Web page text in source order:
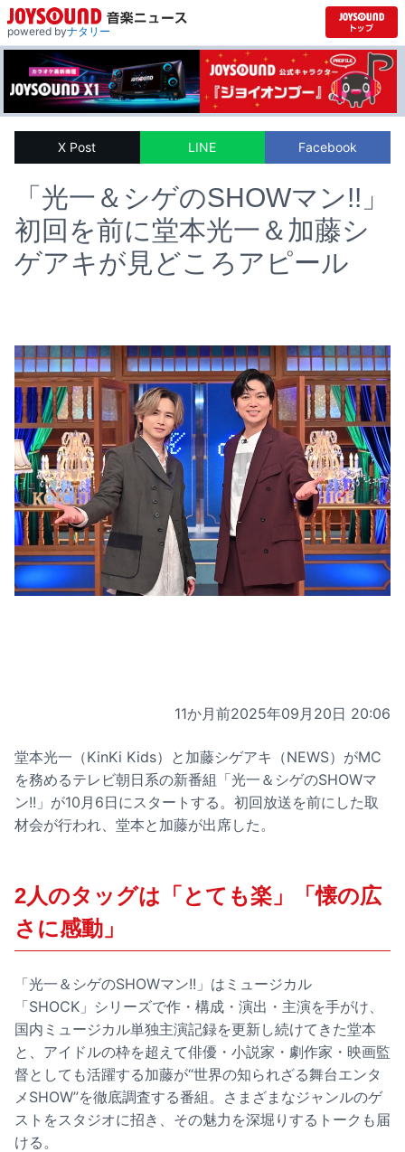
powered byナタリー
X Post LINE Facebook
「光一＆シゲのSHOWマン!!」
初回を前に堂本光一＆加藤シ
ゲアキが見どころアピール
11か月前2025年09月20日 20:06
堂本光一（KinKi Kids）と加藤シゲアキ（NEWS）がMC
を務めるテレビ朝日系の新番組「光一＆シゲのSHOWマ
ン!!」が10月6日にスタートする。初回放送を前にした取
材会が行われ、堂本と加藤が出席した。
2人のタッグは「とても楽」「懐の広
さに感動」
「光一＆シゲのSHOWマン!!」はミュージカル
「SHOCK」シリーズで作・構成・演出・主演を手がけ、
国内ミュージカル単独主演記録を更新し続けてきた堂本
と、アイドルの枠を超えて俳優・小説家・劇作家・映画監
督としても活躍する加藤が“世界の知られざる舞台エンタ
メSHOW”を徹底調査する番組。さまざまなジャンルのゲ
ストをスタジオに招き、その魅力を深堀りするトークも届
ける。